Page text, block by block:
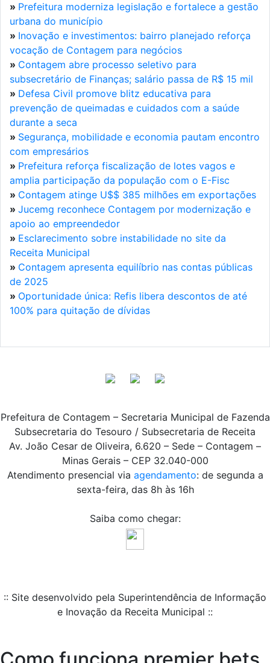
» Prefeitura moderniza legislação e fortalece a gestão
urbana do município
» Inovação e investimentos: bairro planejado reforça
vocação de Contagem para negócios
» Contagem abre processo seletivo para
subsecretário de Finanças; salário passa de R$ 15 mil
» Defesa Civil promove blitz educativa para
prevenção de queimadas e cuidados com a saúde
durante a seca
» Segurança, mobilidade e economia pautam encontro
com empresários
» Prefeitura reforça fiscalização de lotes vagos e
amplia participação da população com o E-Fisc
» Contagem atinge U$$ 385 milhões em exportações
» Jucemg reconhece Contagem por modernização e
apoio ao empreendedor
» Esclarecimento sobre instabilidade no site da
Receita Municipal
» Contagem apresenta equilíbrio nas contas públicas
de 2025
» Oportunidade única: Refis libera descontos de até
100% para quitação de dívidas
Prefeitura de Contagem – Secretaria Municipal de Fazenda
Subsecretaria do Tesouro / Subsecretaria de Receita
Av. João Cesar de Oliveira, 6.620 – Sede – Contagem –
Minas Gerais – CEP 32.040-000
Atendimento presencial via agendamento: de segunda a
sexta-feira, das 8h às 16h
Saiba como chegar:
:: Site desenvolvido pela Superintendência de Informação
e Inovação da Receita Municipal ::